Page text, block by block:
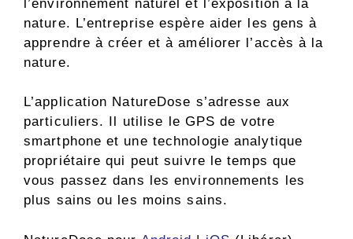
l’environnement naturel et l’exposition à la
nature. L’entreprise espère aider les gens à
apprendre à créer et à améliorer l’accès à la
nature.
L’application NatureDose s’adresse aux
particuliers. Il utilise le GPS de votre
smartphone et une technologie analytique
propriétaire qui peut suivre le temps que
vous passez dans les environnements les
plus sains ou les moins sains.